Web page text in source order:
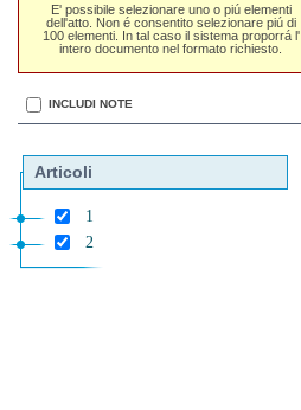
E' possibile selezionare uno o piú elementi
dell'atto. Non é consentito selezionare piú di
100 elementi. In tal caso il sistema proporrá l'
intero documento nel formato richiesto.
INCLUDI NOTE
Articoli
1
2